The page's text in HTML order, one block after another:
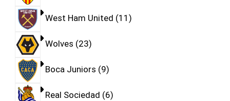
West Ham United 11
Wolves 23
Boca Juniors 9
Real Sociedad 6